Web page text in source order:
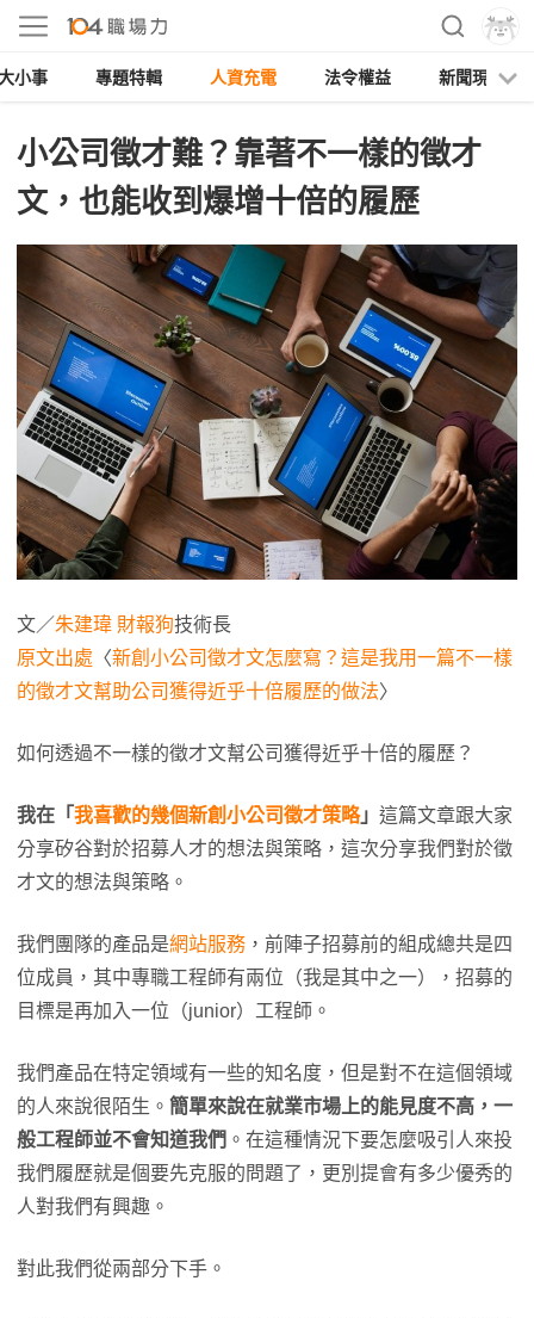
小事 專題特輯 人資充電 法令權益 新聞現場
小公司徵才難？靠著不一樣的徵才
文，也能收到爆增十倍的履歷
文／朱建瑋 財報狗技術長
原文出處 〈新創小公司徵才文怎麼寫？這是我用一篇不一樣
的徵才文幫助公司獲得近乎十倍履歷的做法〉
如何透過不一樣的徵才文幫公司獲得近乎十倍的履歷？
我在「我喜歡的幾個新創小公司徵才策略」 這篇文章跟大家
分享矽谷對於招募人才的想法與策略，這次分享我們對於徵
才文的想法與策略。
我們團隊的產品是網站服務 ，前陣子招募前的組成總共是四
位成員，其中專職工程師有兩位（我是其中之一），招募的
目標是再加入一位（junior）工程師。
我們產品在特定領域有一些的知名度，但是對不在這個領域
的人來說很陌生。 簡單來說在就業市場上的能見度不高，一
般工程師並不會知道我們 。在這種情況下要怎麼吸引人來投
我們履歷就是個要先克服的問題了，更別提會有多少優秀的
人對我們有興趣。
對此我們從兩部分下手。